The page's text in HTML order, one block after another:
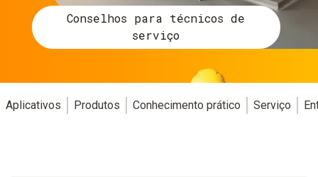
Conselhos para técnicos de
serviço
Aplicativos Produtos Conhecimento prático Serviço